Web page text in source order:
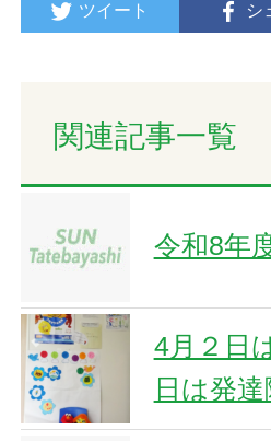
ツイート シ
関連記事一覧
令和8年
4月２日
日は発